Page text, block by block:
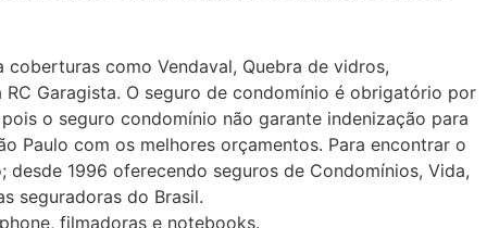
como Vendaval, Quebra de vidros,
Garagista. O seguro de condomínio é obrigatório por
o seguro condomínio não garante indenização para
Paulo com os melhores orçamentos. Para encontrar o
1996 oferecendo seguros de Condomínios, Vida,
seguradoras do Brasil.
filmadoras e notebooks.